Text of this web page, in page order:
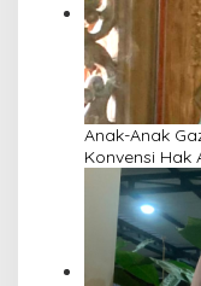
Anak-Anak
Konvensi Hak